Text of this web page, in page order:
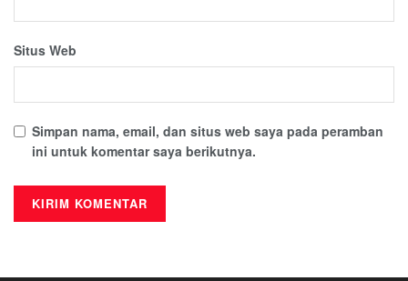
Situs Web
Simpan nama, email, dan situs web saya pada peramban
ini untuk komentar saya berikutnya.